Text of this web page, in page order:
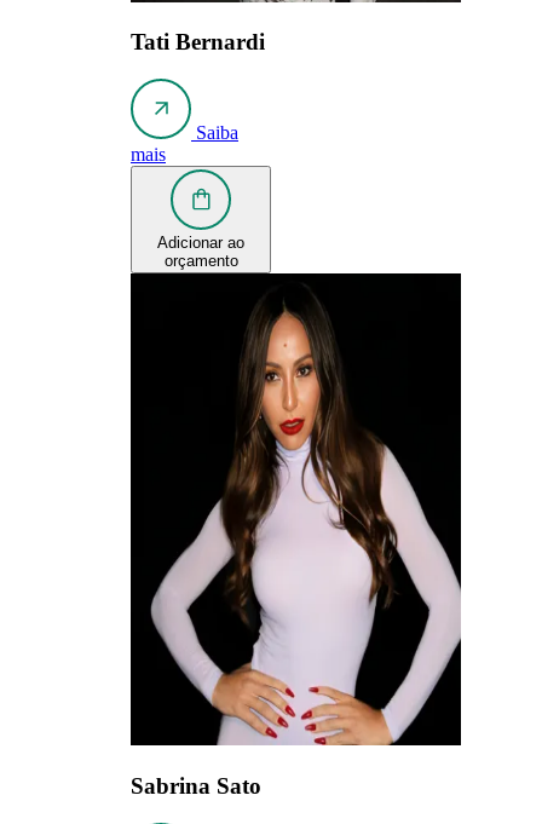
Tati Bernardi
Saiba
mais
Adicionar ao
orçamento
Sabrina Sato